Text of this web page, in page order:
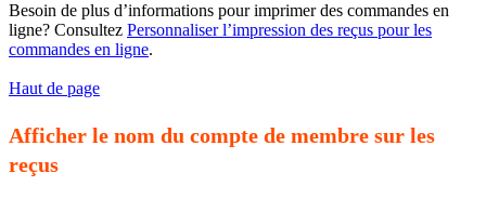
Besoin de plus d’informations pour imprimer des commandes en
ligne? Consultez Personnaliser l’impression des reçus pour les
commandes en ligne.
Haut de page
Afficher le nom du compte de membre sur les
reçus